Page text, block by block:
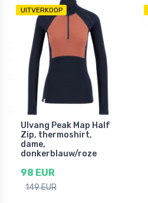
UITVERKOOP
Ulvang Peak Map Half
Zip, thermoshirt,
dame,
donkerblauw/roze
98 EUR
149 EUR